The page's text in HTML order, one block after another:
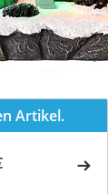
Artikel.